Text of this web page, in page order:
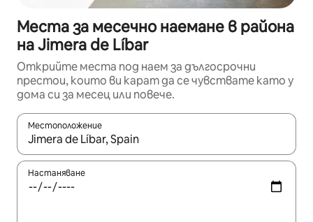
Места за месечно наемане в района
на Jimera de Líbar
Открийте места под наем за дългосрочни
престои, които ви карат да се чувствате като у
дома си за месец или повече.
Местоположение
Когато резултатите се покажат, използвайте
Настаняване